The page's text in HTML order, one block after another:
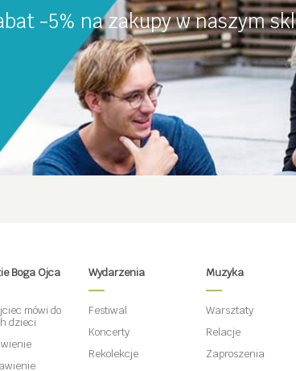
-5% na zakupy w naszym
Boga Ojca
mówi do
dzieci
Wydarzenia
Festiwal
Koncerty
Rekolekcje
Muzyka
Warsztaty
Relacje
Zaproszenia